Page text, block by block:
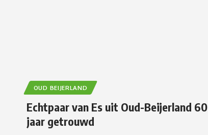
OUD BEIJERLAND
Echtpaar van Es uit Oud-Beijerland 60
jaar getrouwd